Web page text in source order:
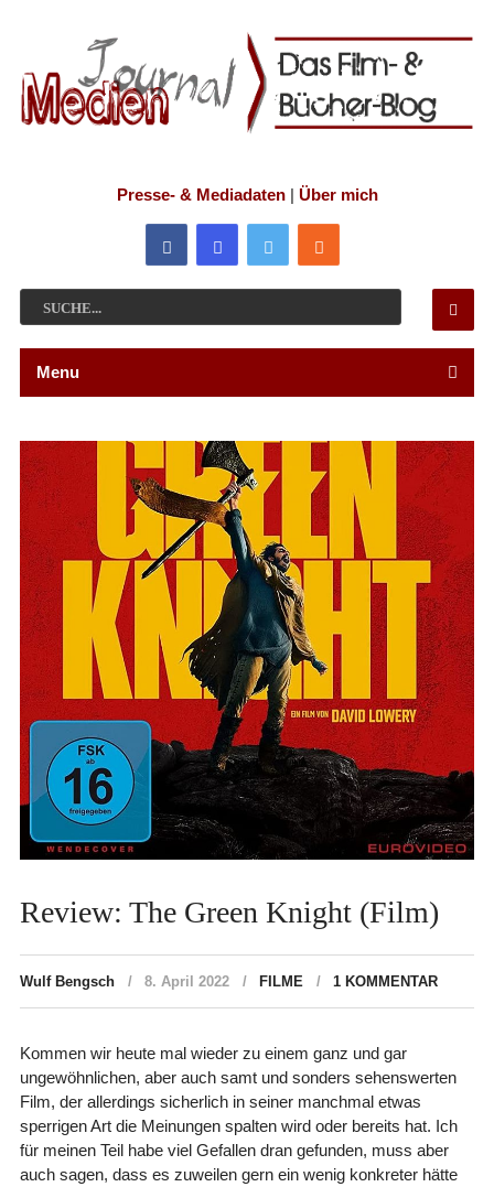
Presse- & Mediadaten| Über mich
Menu
Review: The Green Knight (Film)
Wulf Bengsch 8. April 2022 FILME 1 KOMMENTAR
Kommen wir heute mal wieder zu einem ganz und gar
ungewöhnlichen, aber auch samt und sonders sehenswerten
Film, der allerdings sicherlich in seiner manchmal etwas
sperrigen Art die Meinungen spalten wird oder bereits hat. Ich
für meinen Teil habe viel Gefallen dran gefunden, muss aber
auch sagen, dass es zuweilen gern ein wenig konkreter hätte